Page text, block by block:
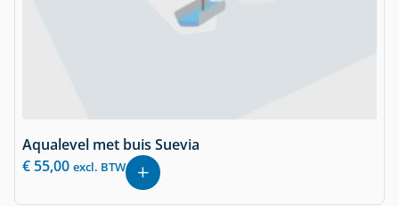
Aqualevel met buis Suevia
€55,00 excl. BTW